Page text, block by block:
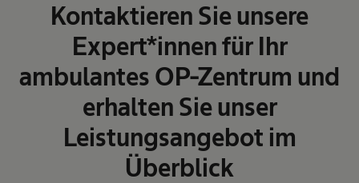
Kontaktieren Sie unsere
Expert*innen für Ihr
ambulantes OP-Zentrum und
erhalten Sie unser
Leistungsangebot im
Überblick